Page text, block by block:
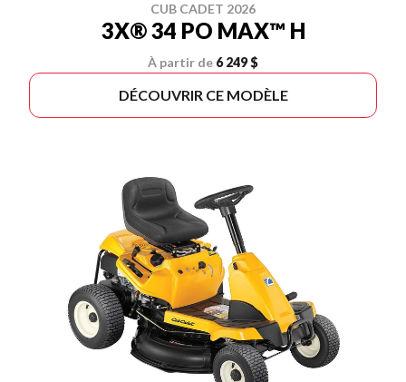
CUB CADET 2026
3X® 34 PO MAX™ H
À partir de 6 249 $
DÉCOUVRIR CE MODÈLE